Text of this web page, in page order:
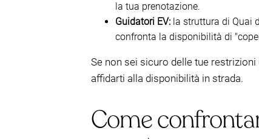
la tua prenotazione.
Guidatori EV: la struttura di Quai
confronta la disponibilità di
Se non sei sicuro delle tue
affidarti alla disponibilità in strada.
Come